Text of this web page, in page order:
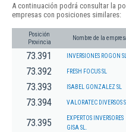
A continuación podrá consultar la
empresas con posiciones similares:
Posición
Provincia
Nombre de la
73.391 INVERSIONES ROGON
73.392 FRESH FOCUS SL
73.393 ISABEL GONZALEZ SL
73.394 VALORATEC DIVERSOS
73.395
EXPERTOS INVERSORES
GISA SL.